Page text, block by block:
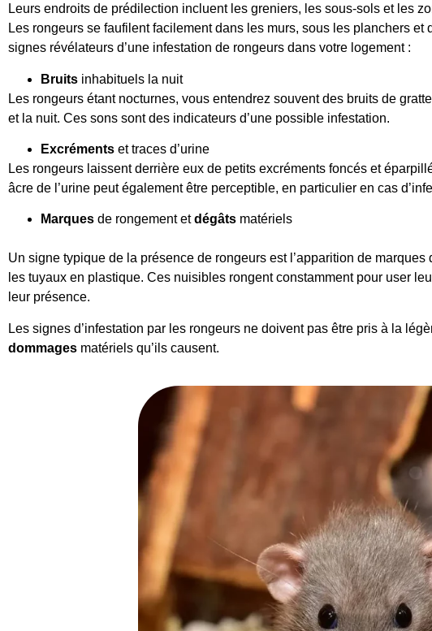
Leurs endroits de prédilection incluent les greniers, les sous-sols et les
Les rongeurs se faufilent facilement dans les murs, sous les planchers
signes révélateurs d’une infestation de rongeurs dans votre logement :
Bruits inhabituels la nuit
Les rongeurs étant nocturnes, vous entendrez souvent des bruits de
et la nuit. Ces sons sont des indicateurs d’une possible infestation.
Excréments et traces d’urine
Les rongeurs laissent derrière eux de petits excréments foncés et
âcre de l’urine peut également être perceptible, en particulier en cas
Marques de rongement etdégâts matériels
Un signe typique de la présence de rongeurs est l’apparition de
les tuyaux en plastique. Ces nuisibles rongent constamment pour user
leur présence.
Les signes d’infestation par les rongeurs ne doivent pas être pris à la
dommages matériels qu’ils causent.